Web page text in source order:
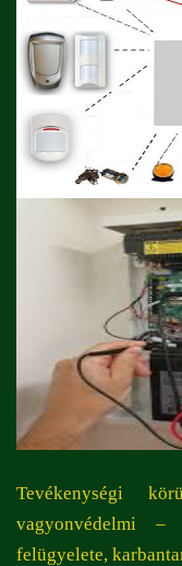
Tevékenységi
vagyonvédelmi –
felügyelete,